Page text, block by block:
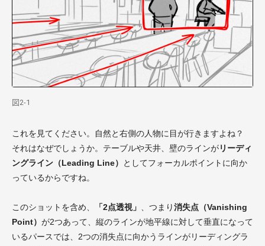
図2-1
これを見てください。自然と右側の人物に目が行きますよね？
それはなぜでしょうか。テーブルや天井、壁のラインがリーディ
ングライン（Leading Line）
としてフォーカルポイントに向か
っているからですね。
このショットを含め、 「2点透視」 、つまり消失点（Vanishing
Point） が2つあって、縦のラインが地平線に対して垂直になって
いるパースでは、2つの消失点に向かうラインがリーディングラ